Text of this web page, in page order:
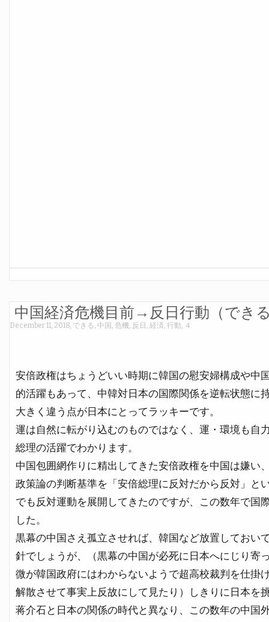
中国経済危機目前→反日行動（でき
December 11, 2018, できる , 中国 , 危機, 反日 , 経済, 行動, ４
安倍政権はちょうどいい時期に韓国の慰安婦構成や中
的活躍もあって、中韓対日本の国際関係を逆転状態に
大きく違う点が日本にとってラッキーです。
運は自然に転がり込むのものではなく、運・環境も自
総理の活躍でわかります。
中国包囲網作りに精出してきた安倍政権を中国は嫌い
政策論の判断基準を「安倍総理に反対だから反対」と
でも反対運動を展開してきたのですが、この数年で国
した。
黒幕の中国さえ孤立させれば、韓国など放置しておい
針でしょうが、（黒幕の中国が必死に日本へにじり寄
微が韓国政府にはわからないようで超高校裁判を仕掛
解散させて事実上反故にして見たり）しきりに日本を
蒋介石と日本の関係の時代と異なり、この数年の中国